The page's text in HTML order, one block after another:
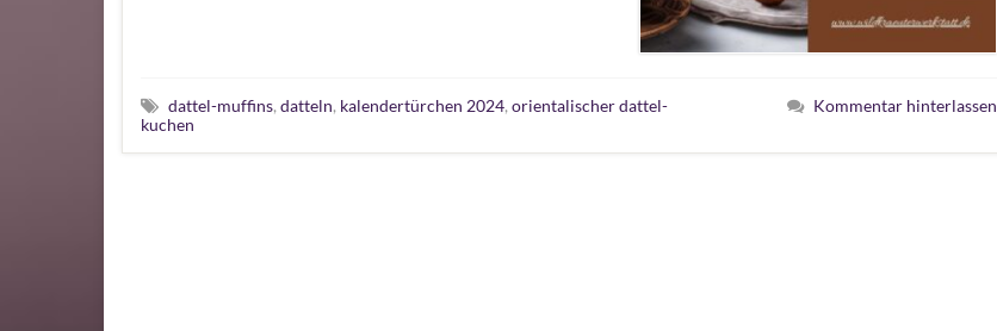
dattel-muffins, datteln, kalendertürchen 2024, orientalischer dattel-
kuchen
Kommentar hinterlassen